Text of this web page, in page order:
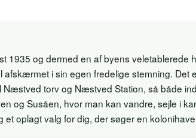
1935 og dermed en af byens veletablerede
i sin egen fredelige stemning. Det
torv og Næstved Station, så både
og Susåen, hvor man kan vandre, sejle i
oplagt valg for dig, der søger en